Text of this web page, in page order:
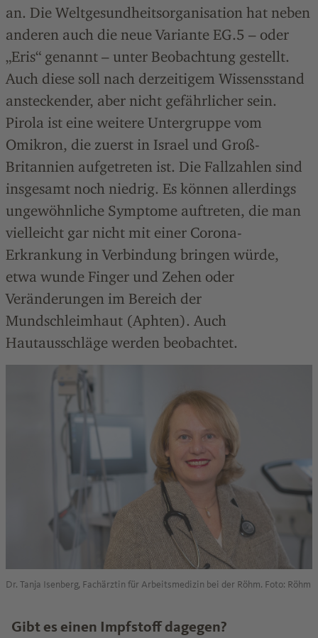
an. Die Weltgesundheitsorganisation hat neben
anderen auch die neue Variante EG.5 – oder
„Eris“ genannt – unter Beobachtung gestellt.
Auch diese soll nach derzeitigem Wissensstand
ansteckender, aber nicht gefährlicher sein.
Pirola ist eine weitere Untergruppe vom
Omikron, die zuerst in Israel und Groß-
Britannien aufgetreten ist. Die Fallzahlen sind
insgesamt noch niedrig. Es können allerdings
ungewöhnliche Symptome auftreten, die man
vielleicht gar nicht mit einer Corona-
Erkrankung in Verbindung bringen würde,
etwa wunde Finger und Zehen oder
Veränderungen im Bereich der
Mundschleimhaut (Aphten). Auch
Hautausschläge werden beobachtet.
Dr. Tanja Isenberg, Fachärztin für Arbeitsmedizin bei der Röhm. Foto: Röhm
Gibt es einen Impfstoff dagegen?